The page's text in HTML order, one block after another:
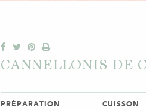
CANNELLONIS DE
PRÉPARATION CUISSON